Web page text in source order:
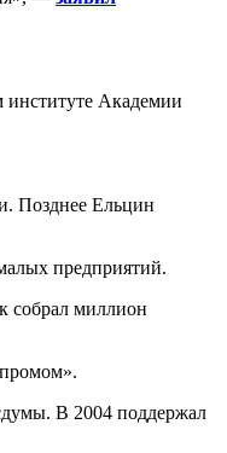
институте Академии
Позднее Ельцин
предприятий.
собрал миллион
В 2004 поддержал